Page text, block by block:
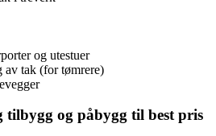
og utestuer
av tak (for tømrere)
tilbygg og påbygg til best pris